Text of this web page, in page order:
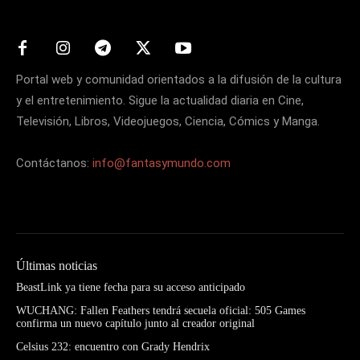
Portal web y comunidad orientados a la difusión de la cultura
y el entretenimiento. Sigue la actualidad diaria en Cine,
Televisión, Libros, Videojuegos, Ciencia, Cómics y Manga.
Contáctanos: info@fantasymundo.com
Últimas noticias
BeastLink ya tiene fecha para su acceso anticipado
WUCHANG: Fallen Feathers tendrá secuela oficial: 505 Games
confirma un nuevo capítulo junto al creador original
Celsius 232: encuentro con Grady Hendrix